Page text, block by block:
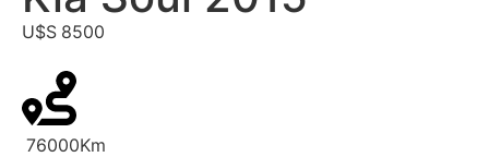
U$S 8500
76000Km